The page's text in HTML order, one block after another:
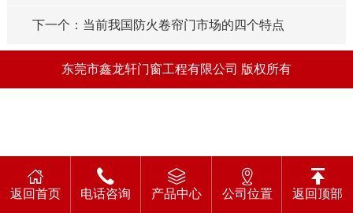
下一个：当前我国防火卷帘门市场的四个特点
东莞市鑫龙轩门窗工程有限公司 版权所有
返回首页 电话咨询 产品中心 公司位置 返回顶部